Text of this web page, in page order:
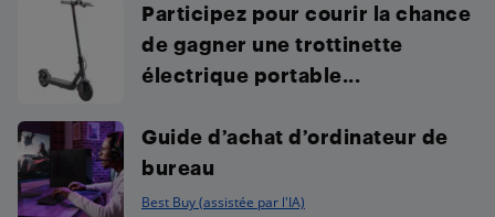
Participez pour courir la chance
de gagner une trottinette
électrique portable...
Guide d’achat d’ordinateur de
bureau
Best Buy (assistée par l'IA)